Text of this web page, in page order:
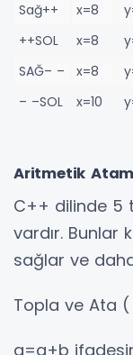
Sağ++ x=8
++SOL
x=8
SAĞ– –
x=8
– –SOL
x=10
Aritmetik
C++ dilinde 5
vardır. Bunlar
sağlar ve
Topla ve Ata
a=a+b